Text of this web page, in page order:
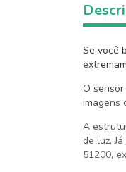
Se você
O
imagens
A
de luz.
51200,